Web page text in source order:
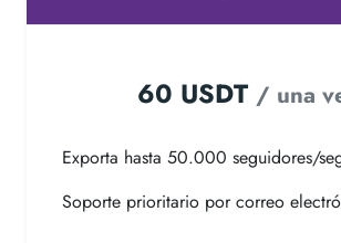
60 USDT / una
Exporta hasta 50.000 seguidores/
Soporte prioritario por correo